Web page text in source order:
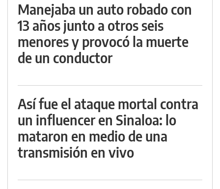
Manejaba un auto robado con
13 años junto a otros seis
menores y provocó la muerte
de un conductor
Así fue el ataque mortal contra
un influencer en Sinaloa: lo
mataron en medio de una
transmisión en vivo